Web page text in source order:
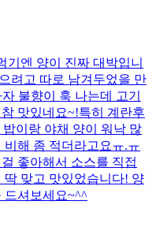
기엔 양이 진짜 대박입니
려고 따로 남겨두었을 만
불향이 훅 나는데 고기
맛있네요~!특히 계란후
이랑 야채 양이 워낙 많
해 좀 적더라고요ㅠ.ㅠ
좋아해서 소스를 직접
딱 맞고 맛있었습니다! 양
드셔보세요~^^